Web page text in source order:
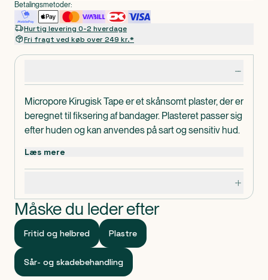
Micropore Kirugisk Tape er et skånsomt plaster, der er
beregnet til fiksering af bandager. Plasteret passer sig
efter huden og kan anvendes på sart og sensitiv hud.
hvilket gør det behageligt at anvende.
Bemærkning
Dosis og anvendelse
Anvendes efter behov.
Indeholder
1 stk. Micropore Kirugisk Tape hvid u/dispenser 2,5
cm x 10 m
Klassificeret som
Læs mere
Måske du leder efter
Fritid og helbred Plastre
Sår- og skadebehandling
Betalingsmetoder:
Hurtig levering 0-2 hverdage
Fri fragt ved køb over 249 kr.*